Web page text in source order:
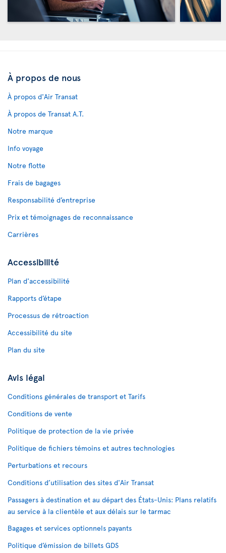
À propos de nous
À propos d'Air Transat
À propos de Transat A.T.
Notre marque
Info voyage
Notre flotte
Frais de bagages
Responsabilité d’entreprise
Prix et témoignages de reconnaissance
Carrières
Accessibilité
Plan d'accessibilité
Rapports d’étape
Processus de rétroaction
Accessibilité du site
Plan du site
Avis légal
Conditions générales de transport et Tarifs
Conditions de vente
Politique de protection de la vie privée
Politique de fichiers témoins et autres technologies
Perturbations et recours
Conditions d’utilisation des sites d'Air Transat
Passagers à destination et au départ des États-Unis: Plans relatifs
au service à la clientèle et aux délais sur le tarmac
Bagages et services optionnels payants
Politique d’émission de billets GDS